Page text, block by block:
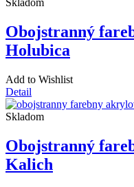
Skladom
Obojstranný
Holubica
Add to Wishlist
Detail
Skladom
Obojstranný
Kalich